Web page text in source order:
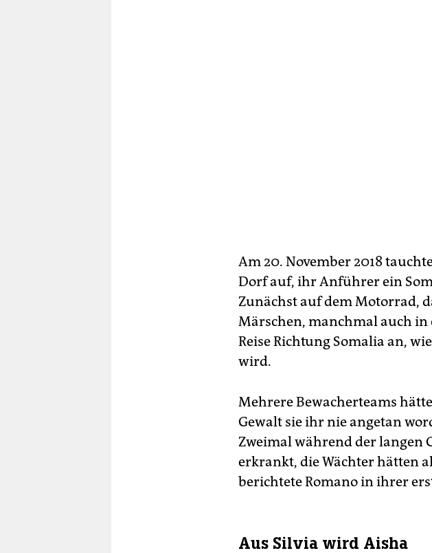
Am 20. November 2018
Dorf auf, ihr Anführer ein
Zunächst auf dem Motorrad,
Märschen, manchmal auch
Reise Richtung Somalia an,
wird.
Mehrere Bewacherteams
Gewalt sie ihr nie angetan
Zweimal während der langen
erkrankt, die Wächter hätten
berichtete Romano in ihrer
Aus Silvia wird Aisha